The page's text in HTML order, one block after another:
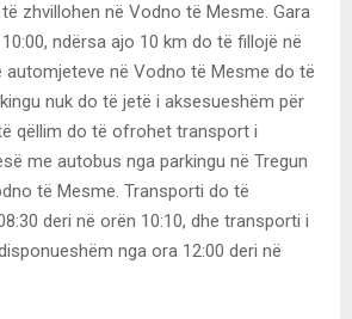
zhvillohen në Vodno të Mesme. Gara
ndërsa ajo 10 km do të fillojë në
automjeteve në Vodno të Mesme do të
nuk do të jetë i aksesueshëm për
qëllim do të ofrohet transport i
me autobus nga parkingu në Tregun
të Mesme. Transporti do të
deri në orën 10:10, dhe transporti i
nga ora 12:00 deri në